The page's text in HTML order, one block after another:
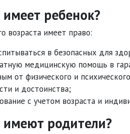
ребенок?
возраста имеет право:
в безопасных для
медицинскую помощь в
от физического и
и достоинства;
с учетом возраста и
имеют родители?